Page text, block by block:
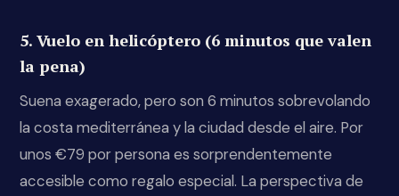
5. Vuelo en helicóptero (6 minutos que valen
la pena)
Suena exagerado, pero son 6 minutos sobrevolando
la costa mediterránea y la ciudad desde el aire. Por
unos €79 por persona es sorprendentemente
accesible como regalo especial. La perspectiva de